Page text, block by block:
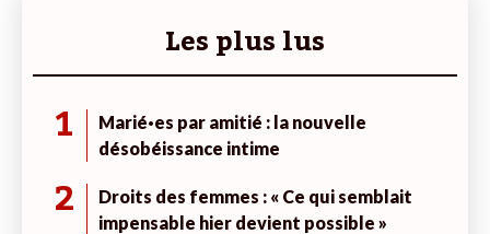
Les plus lus
1
Marié·es par amitié : la nouvelle
désobéissance intime
2
Droits des femmes : « Ce qui semblait
impensable hier devient possible »